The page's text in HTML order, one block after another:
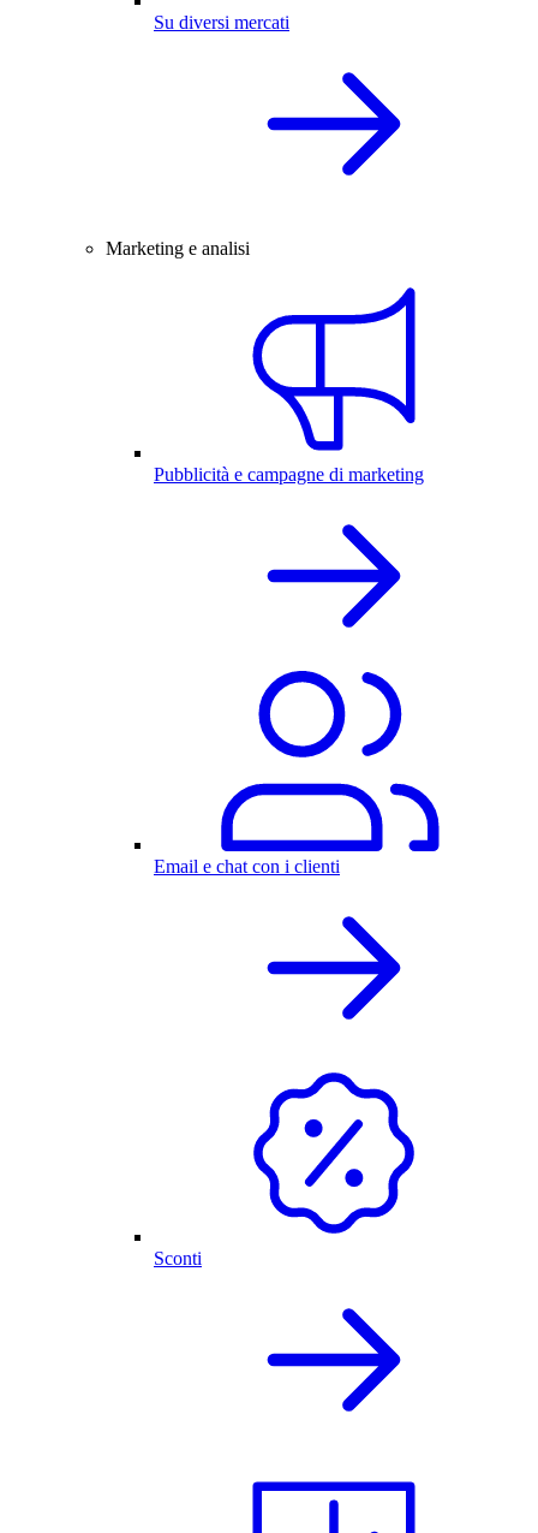
Su diversi mercati
Marketing e analisi
Pubblicità e campagne di marketing
Email e chat con i clienti
Sconti